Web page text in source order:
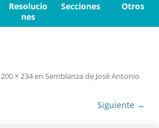
Resolucio
nes
Secciones Otros
200 × 234en Semblanza de José Antonio
Siguiente →